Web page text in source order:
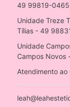
49 99819-
Unidade Treze
Tílias - 49
Unidade
Campos
Atendimento